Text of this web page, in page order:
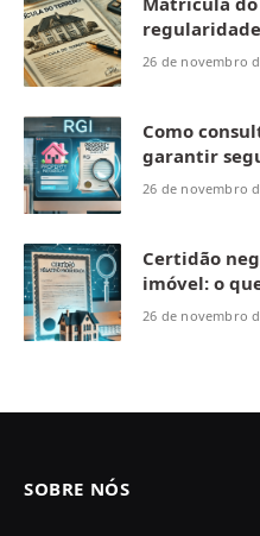
26 de novembro
Como
garantir
26 de novembro
Certidão
imóvel: o
26 de novembro
SOBRE NÓS